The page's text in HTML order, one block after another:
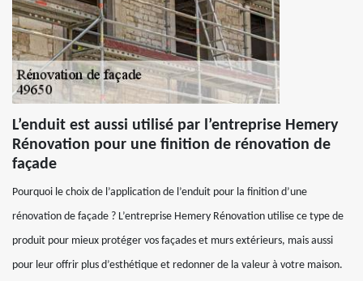
L’enduit est aussi utilisé par l’entreprise Hemery
Rénovation pour une finition de rénovation de
façade
Pourquoi le choix de l’application de l’enduit pour la finition d’une
rénovation de façade ? L’entreprise Hemery Rénovation utilise ce type de
produit pour mieux protéger vos façades et murs extérieurs, mais aussi
pour leur offrir plus d’esthétique et redonner de la valeur à votre maison.